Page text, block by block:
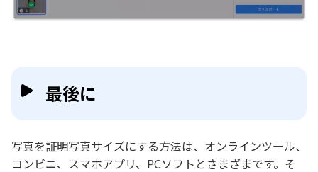
最後に
写真を証明写真サイズにする方法は、オンラインツール、
コンビニ、スマホアプリ、PCソフトとさまざまです。そ